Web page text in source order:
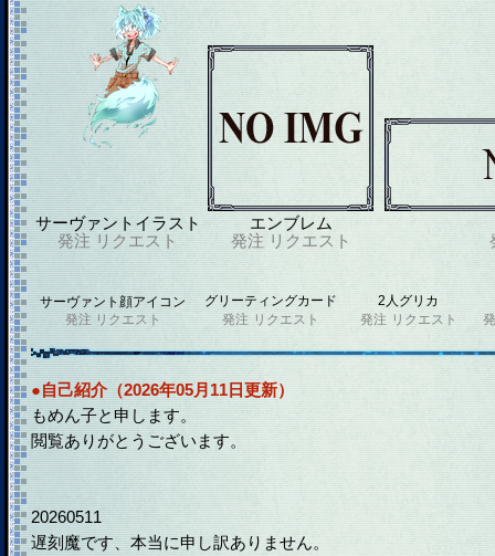
サーヴァントイラスト
発注 リクエスト
エンブレム
発注 リクエスト
サーヴァント顔アイコン
発注 リクエスト
グリーティングカード
発注 リクエスト
2人グリカ
発注 リクエスト
●自己紹介（2026年05月11日更新）
もめん子と申します。
閲覧ありがとうございます。
20260511
遅刻魔です、本当に申し訳ありません。